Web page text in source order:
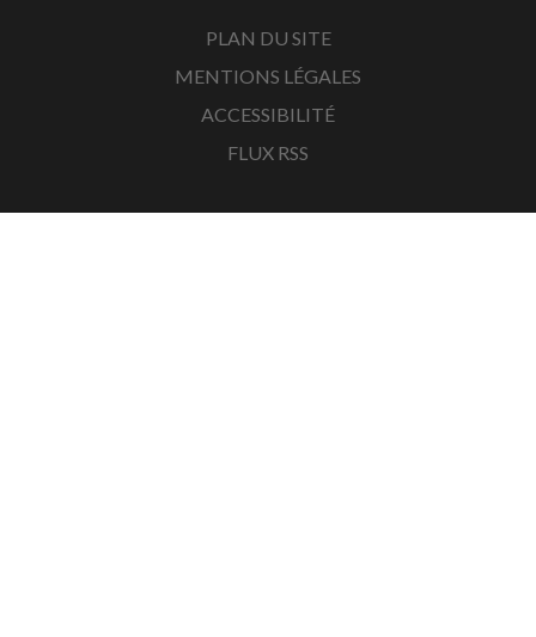
PLAN DU SITE
MENTIONS LÉGALES
ACCESSIBILITÉ
FLUX RSS